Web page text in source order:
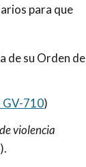
para que
de su Orden de
710)
violencia